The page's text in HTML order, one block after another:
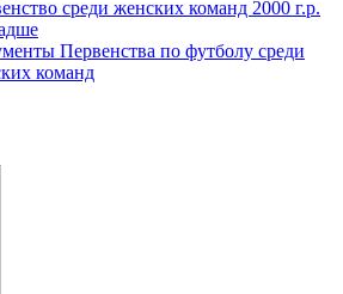
среди женских команд 2000 г.р.
Первенства по футболу среди
команд